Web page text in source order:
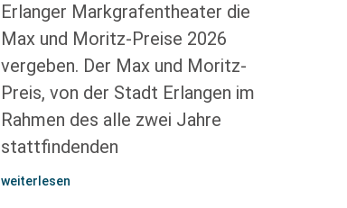
Erlanger Markgrafentheater die
Max und Moritz-Preise 2026
vergeben. Der Max und Moritz-
Preis, von der Stadt Erlangen im
Rahmen des alle zwei Jahre
stattfindenden
weiterlesen